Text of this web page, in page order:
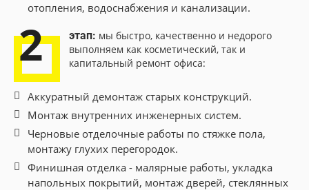
отопления, водоснабжения и канализации.
2 этап: мы быстро, качественно и недорого
выполняем как косметический, так и
капитальный ремонт офиса:
Аккуратный демонтаж старых конструкций.
Монтаж внутренних инженерных систем.
Черновые отделочные работы по стяжке пола,
монтажу глухих перегородок.
Финишная отделка - малярные работы, укладка
напольных покрытий, монтаж дверей, стеклянных